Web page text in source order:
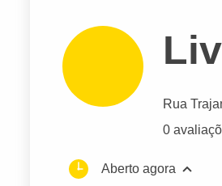
Rua
0
Aberto agora